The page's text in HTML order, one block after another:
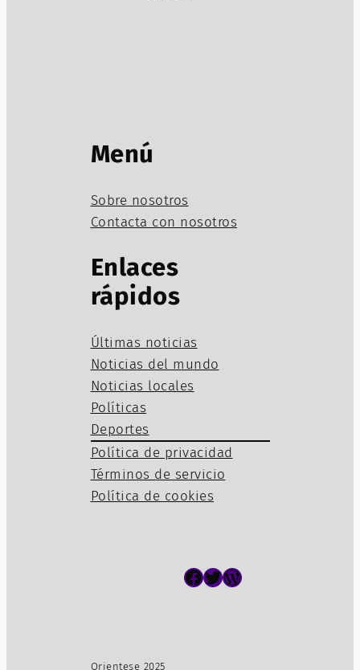
Menú
Sobre nosotros
Contacta con nosotros
Enlaces
rápidos
Últimas noticias
Noticias del mundo
Noticias locales
Políticas
Deportes
Política de privacidad
Términos de servicio
Política de cookies
Facebook Twitter WordPress
Orientese 2025